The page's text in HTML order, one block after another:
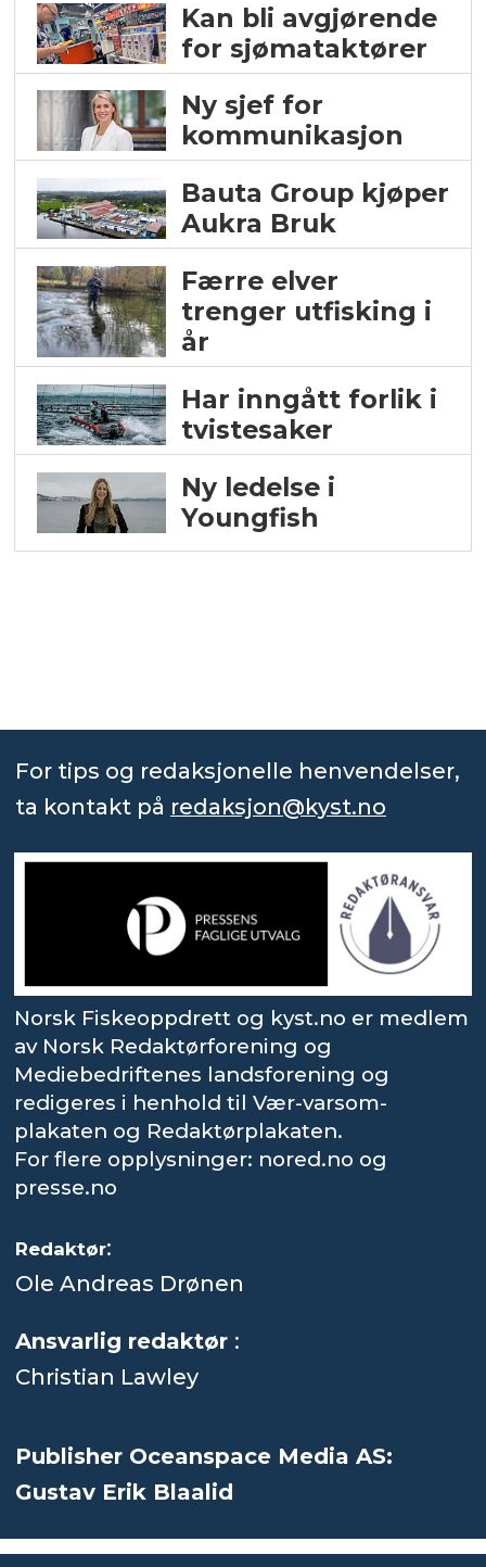
Kan bli avgjørende
for sjømataktører
Ny sjef for
kommunikasjon
Bauta Group kjøper
Aukra Bruk
Færre elver
trenger utfisking i
år
Har inngått forlik i
tvistesaker
Ny ledelse i
Youngfish
For tips og redaksjonelle henvendelser,
ta kontakt på redaksjon@kyst.no
Norsk Fiskeoppdrett og kyst.no er medlem
av Norsk Redaktørforening og
Mediebedriftenes landsforening og
redigeres i henhold til Vær-varsom-
plakaten og Redaktørplakaten.
For flere opplysninger: nored.no og
presse.no
Redaktør:
Ole Andreas Drønen
Ansvarlig redaktør :
Christian Lawley
Publisher Oceanspace Media AS:
Gustav Erik Blaalid